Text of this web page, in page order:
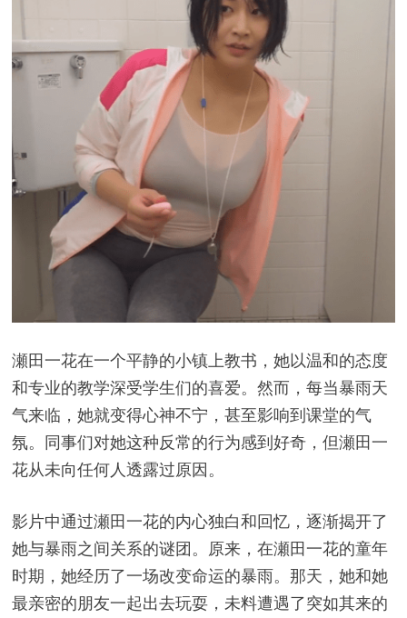
瀬田一花在一个平静的小镇上教书，她以温和的态度
和专业的教学深受学生们的喜爱。然而，每当暴雨天
气来临，她就变得心神不宁，甚至影响到课堂的气
氛。同事们对她这种反常的行为感到好奇，但瀬田一
花从未向任何人透露过原因。
影片中通过瀬田一花的内心独白和回忆，逐渐揭开了
她与暴雨之间关系的谜团。原来，在瀬田一花的童年
时期，她经历了一场改变命运的暴雨。那天，她和她
最亲密的朋友一起出去玩耍，未料遭遇了突如其来的